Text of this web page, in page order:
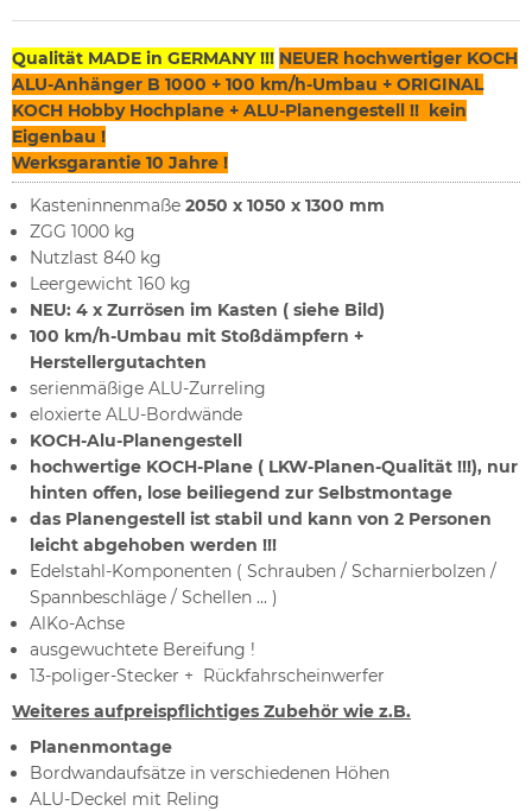
Qualität MADE in GERMANY !!! NEUER hochwertiger KOCH
ALU-Anhänger B 1000 + 100 km/h-Umbau + ORIGINAL
KOCH Hobby Hochplane + ALU-Planengestell !! kein
Eigenbau !
Werksgarantie 10 Jahre !
Kasteninnenmaße 2050 x 1050 x 1300 mm
ZGG 1000 kg
Nutzlast 840 kg
Leergewicht 160 kg
NEU: 4 x Zurrösen im Kasten ( siehe Bild)
100 km/h-Umbau mit Stoßdämpfern +
Herstellergutachten
serienmäßige ALU-Zurreling
eloxierte ALU-Bordwände
KOCH-Alu-Planengestell
hochwertige KOCH-Plane ( LKW-Planen-Qualität !!!), nur
hinten offen, lose beiliegend zur Selbstmontage
das Planengestell ist stabil und kann von 2 Personen
leicht abgehoben werden !!!
Edelstahl-Komponenten ( Schrauben / Scharnierbolzen /
Spannbeschläge / Schellen ... )
AlKo-Achse
ausgewuchtete Bereifung !
13-poliger-Stecker + Rückfahrscheinwerfer
Weiteres aufpreispflichtiges Zubehör wie z.B.
Planenmontage
Bordwandaufsätze in verschiedenen Höhen
ALU-Deckel mit Reling